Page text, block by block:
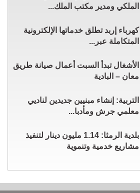
الملكي ومدير مكتب الملك...
كهرباء إربد تطلق خدماتها الإلكترونية
المتكاملة عبر...
الأشغال تبدأ السبت أعمال صيانة طريق
معان – البادية
التربية: إنشاء مبنيين جديدين لناديي
معلمي جرش ومأدبا...
بلدية الرمثا: 1.14 مليون دينار لتنفيذ
مشاريع خدمية وتنموية